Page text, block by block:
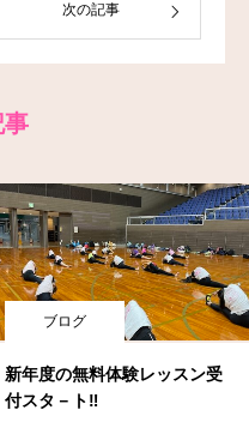
次の記事
事
ブログ
新年度の無料体験レッスン受
付スタ－ト‼